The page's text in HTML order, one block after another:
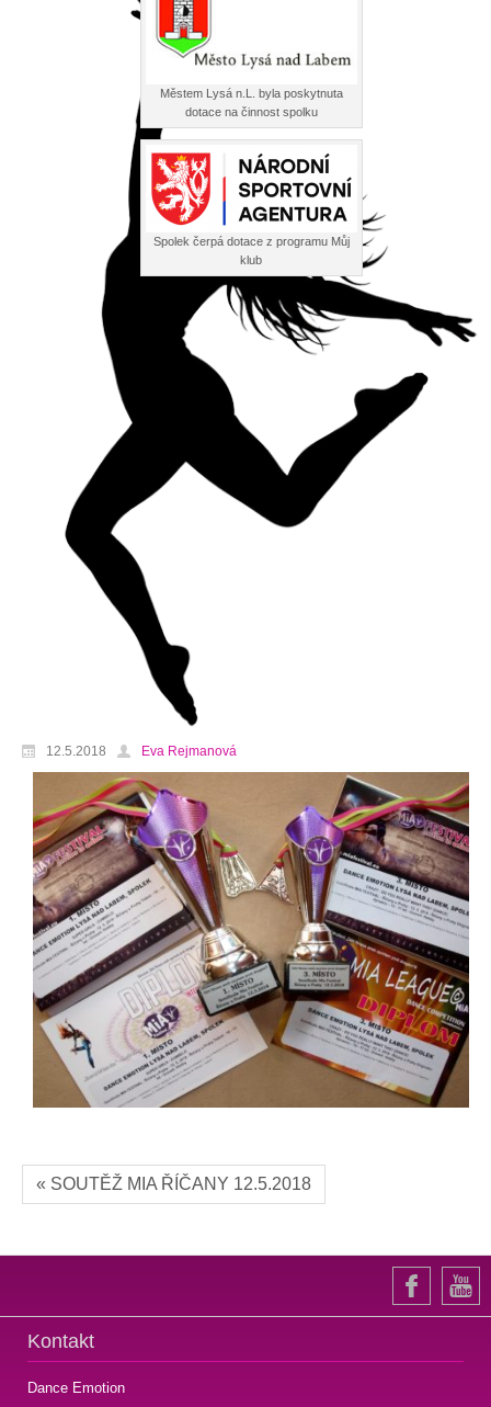
Městem Lysá n.L. byla poskytnuta
dotace na činnost spolku
Spolek čerpá dotace z programu Můj
klub
12.5.2018 Eva Rejmanová
« SOUTĚŽ MIA ŘÍČANY 12.5.2018
Kontakt
Dance Emotion